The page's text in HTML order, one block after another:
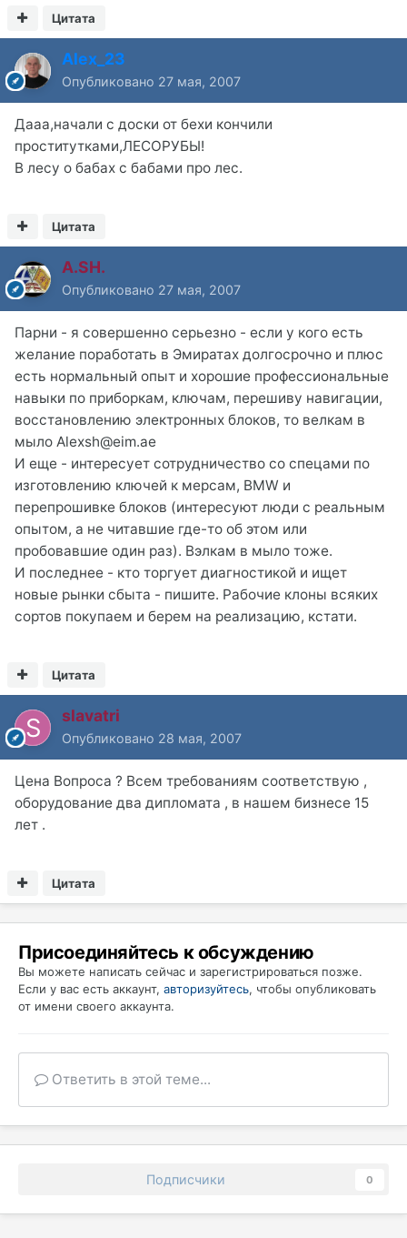
Цитата
Alex_23
Опубликовано 27 мая, 2007
Дааа,начали с доски от бехи кончили
проститутками,ЛЕСОРУБЫ!
В лесу о бабах с бабами про лес.
Цитата
A.SH.
Опубликовано 27 мая, 2007
Парни - я совершенно серьезно - если у кого есть
желание поработать в Эмиратах долгосрочно и плюс
есть нормальный опыт и хорошие профессиональные
навыки по приборкам, ключам, перешиву навигации,
восстановлению электронных блоков, то велкам в
мыло Alexsh@eim.ae
И еще - интересует сотрудничество со спецами по
изготовлению ключей к мерсам, BMW и
перепрошивке блоков (интересуют люди с реальным
опытом, а не читавшие где-то об этом или
пробовавшие один раз). Вэлкам в мыло тоже.
И последнее - кто торгует диагностикой и ищет
новые рынки сбыта - пишите. Рабочие клоны всяких
сортов покупаем и берем на реализацию, кстати.
Цитата
slavatri
Опубликовано 28 мая, 2007
Цена Вопроса ? Всем требованиям соответствую ,
оборудование два дипломата , в нашем бизнесе 15
лет .
Цитата
Присоединяйтесь к обсуждению
Вы можете написать сейчас и зарегистрироваться позже.
Если у вас есть аккаунт, авторизуйтесь, чтобы опубликовать
от имени своего аккаунта.
Ответить в этой теме...
Подписчики 0